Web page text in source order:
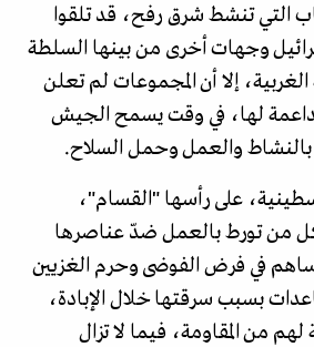
التي تنشط شرق رفح، قد تلقوا
وجهات أخرى من بينها السلطة
إلا أن المجموعات لم تعلن
لها، في وقت يسمح الجيش
بالنشاط والعمل وحمل السلاح.
على رأسها "القسام"،
من تورط بالعمل ضدّ عناصرها
في فرض الفوضى وحرم الغزيين
بسبب سرقتها خلال الإبادة،
لهم من المقاومة، فيما لا تزال